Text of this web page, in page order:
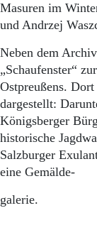
Masuren im
und Andrzej
Neben dem
„Schaufenster“
Ostpreußens.
dargestellt:
Königsberger
historische
Salzburger
eine Gemälde-
galerie.